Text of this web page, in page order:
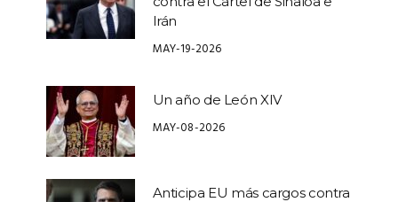
Irán
MAY-19-2026
Un año de León XIV
MAY-08-2026
Anticipa EU más cargos contra